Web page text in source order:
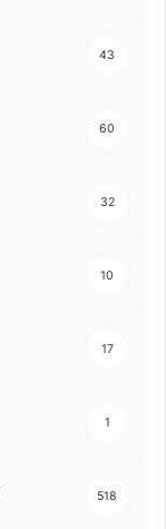
43
60
32
10
17
1
518